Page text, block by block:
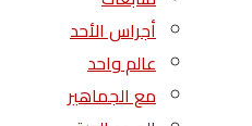
أجراس الأحد
عالم واحد
مع الجماهير